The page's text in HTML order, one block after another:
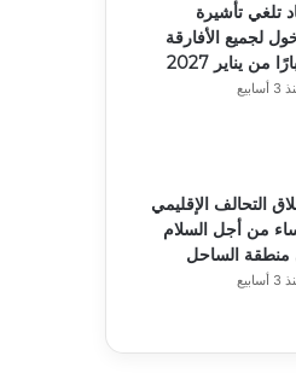
تلغي تأشيرة
لجميع الأفارقة
من يناير 2027
التحالف الإقليمي
من أجل السلام
الساحل